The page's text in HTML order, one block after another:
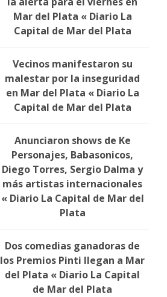
Mar del Plata « Diario La
Capital de Mar del Plata
Vecinos manifestaron su
malestar por la inseguridad
en Mar del Plata « Diario La
Capital de Mar del Plata
Anunciaron shows de Ke
Personajes, Babasonicos,
Diego Torres, Sergio Dalma y
más artistas internacionales
« Diario La Capital de Mar del
Plata
Dos comedias ganadoras de
los Premios Pinti llegan a Mar
del Plata « Diario La Capital
de Mar del Plata